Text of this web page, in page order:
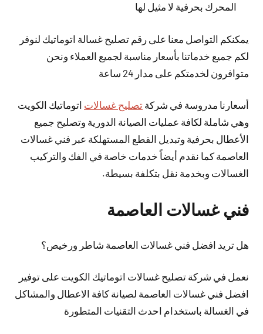
المحرك بحرفية لا مثيل لها
يمكنكم التواصل معنا على رقم تصليح غسالة اتوماتيك لنوفر
لكم جميع خدماتنا بأسعار مناسبة لجميع العملاء ونحن
متوافرون لخدمتكم على مدار 24 ساعة
أسعارنا مدروسة في شركة تصليح غسالات اتوماتيك الكويت
وهي شاملة لكافة عمليات الصيانة الدورية وتصليح جميع
الأعطال بحرفية وتبديل القطع المستهلكة عبر فني غسالات
العاصمة كما نقدم أيضاً خدمات خاصة في الفك والتركيب
الغسالات وبخدمة نقل بتكلفة بسيطة.
فني غسالات العاصمة
هل تريد افضل فني غسالات العاصمة شاطر ورخيص؟
نعمل في شركة تصليح غسالات اتوماتيك الكويت على توفير
افضل فني غسالات العاصمة لصيانة كافة الاعطال والمشاكل
في الغسالة باستخدام احدث التقنيات المتطورة